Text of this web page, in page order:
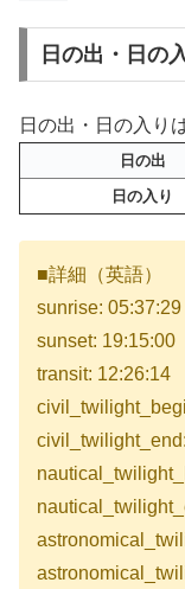
日の出・日の
日の出・日の入り
日の出
日の入り
■詳細（英語）
sunrise: 05:37:29
sunset: 19:15:00
transit: 12:26:14